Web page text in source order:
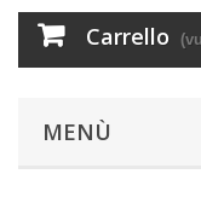
Carrello
MENÙ